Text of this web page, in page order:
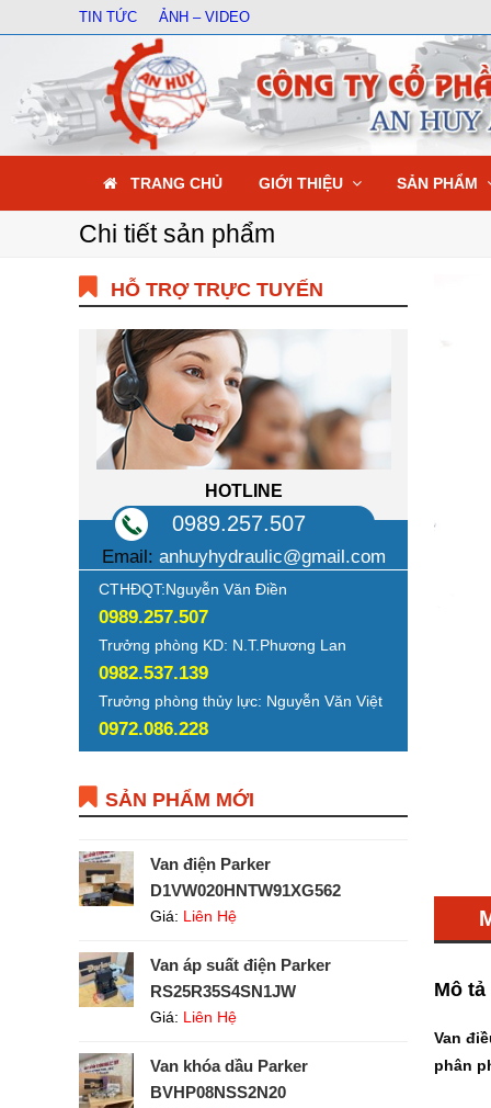
TIN TỨC ẢNH – VIDEO
TRANG CHỦ GIỚI THIỆU SẢN PHẨM
Chi tiết sản phẩm
Mô tả
Van
phân
HỖ TRỢ TRỰC TUYẾN
HOTLINE
0989.257.507
Email: anhuyhydraulic@gmail.com
CTHĐQT:Nguyễn Văn Điền
0989.257.507
Trưởng phòng KD: N.T.Phương Lan
0982.537.139
Trưởng phòng thủy lực: Nguyễn Văn Việt
0972.086.228
SẢN PHẨM MỚI
Van điện Parker
D1VW020HNTW91XG562
Giá: Liên Hệ
Van áp suất điện Parker
RS25R35S4SN1JW
Giá: Liên Hệ
Van khóa dầu Parker
BVHP08NSS2N20